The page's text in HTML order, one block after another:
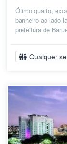
Ótimo quarto,
banheiro ao lado
prefeitura de
Qualquer